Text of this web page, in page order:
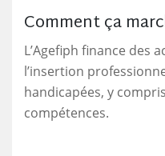
Comment ça
L’Agefiph finance des
l’insertion
handicapées, y
compétences.